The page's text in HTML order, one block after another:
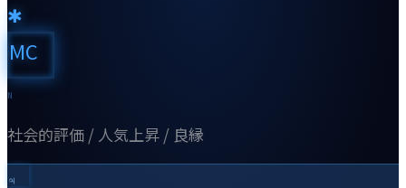
✱
MC
N
社会的評価 / 人気上昇 / 良縁
♃︎